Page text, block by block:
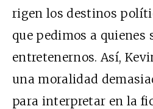
rigen los destinos
que pedimos a quienes
entretenernos. Así,
una moralidad
para interpretar en la